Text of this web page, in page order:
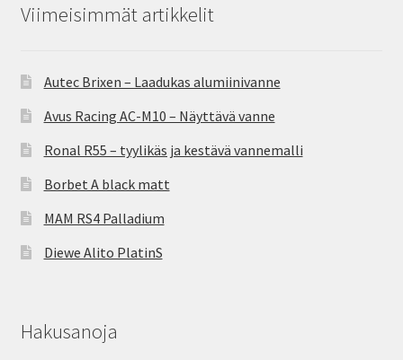
Viimeisimmät artikkelit
Autec Brixen – Laadukas alumiinivanne
Avus Racing AC-M10 – Näyttävä vanne
Ronal R55 – tyylikäs ja kestävä vannemalli
Borbet A black matt
MAM RS4 Palladium
Diewe Alito PlatinS
Hakusanoja